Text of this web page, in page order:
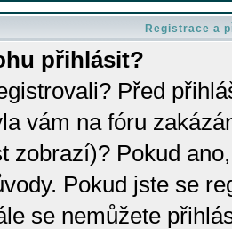
Registrace a
přihlásit?
Před
vám na fóru
zobrazí)? Pokud
Pokud jste se
se nemůžete